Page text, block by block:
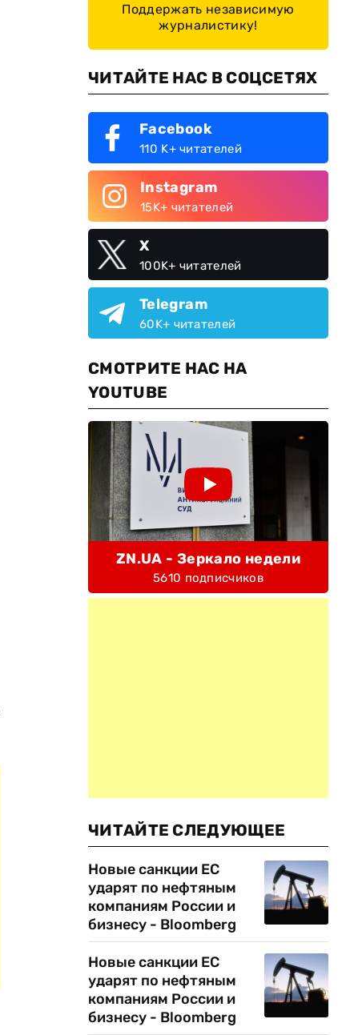
Поддержать независимую
журналистику!
ЧИТАЙТЕ НАС В СОЦСЕТЯХ
Facebook
110 K+ читателей
Instagram
15K+ читателей
X
100K+ читателей
Telegram
60K+ читателей
СМОТРИТЕ НАС НА
YOUTUBE
ZN.UA - Зеркало недели
5610 подписчиков
ЧИТАЙТЕ СЛЕДУЮЩЕЕ
Новые санкции ЕС
ударят по нефтяным
компаниям России и
бизнесу - Bloomberg
Новые санкции ЕС
ударят по нефтяным
компаниям России и
бизнесу - Bloomberg